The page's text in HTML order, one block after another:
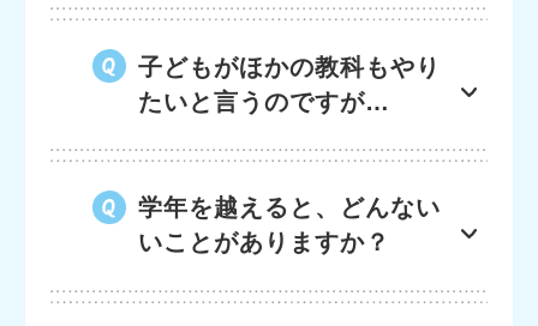
子どもがほかの教科もやり
たいと言うのですが…
学年を越えると、どんない
いことがありますか？